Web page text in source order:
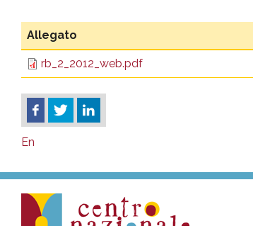
Allegato
rb_2_2012_web.pdf
En